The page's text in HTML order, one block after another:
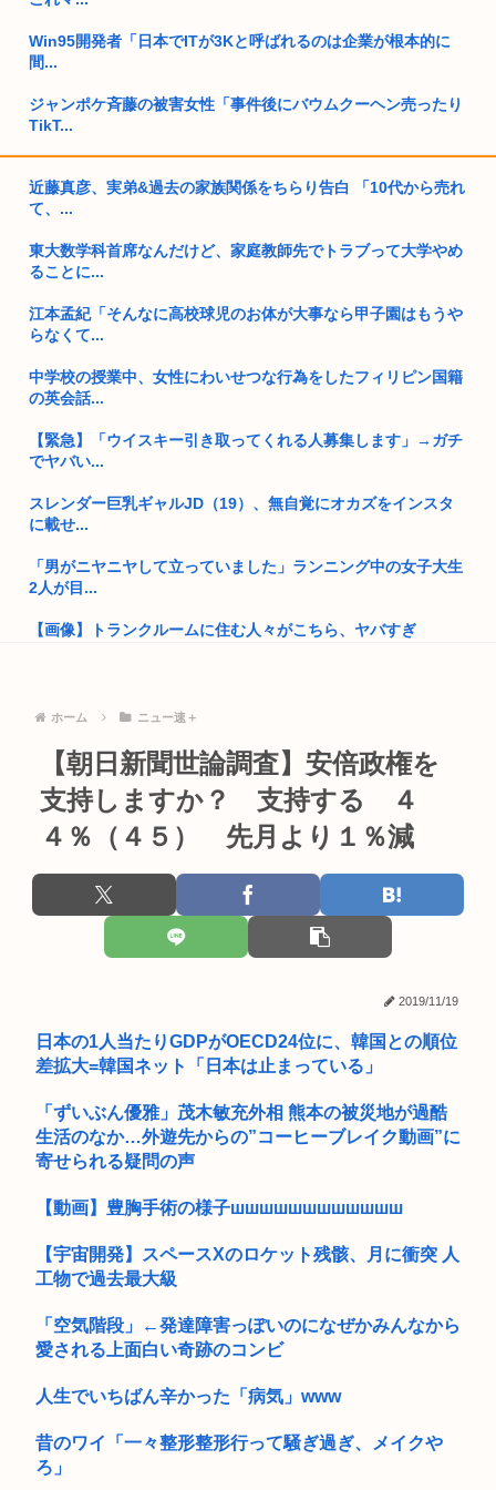
Win95開発者「日本でITが3Kと呼ばれるのは企業が根本的に
間...
ジャンポケ斉藤の被害女性「事件後にバウムクーヘン売ったり
TikT...
た男、め...
最新ステ...
と...
www
ジャンポケ斉藤の被害女性、インフルエンサーだった
中国父さん、街全体に坑道からの涼しい水を流すことでエアコ
ンいらず...
中川翔子さん、スレッズでお気持ち表明「Xってフォローして
なくても...
都会ほど騒がしくなく、田舎ほど暇でもない『丁度良い都市』
高市早苗さん、熊本避難所までいって謎の顔面ライトアップシ
高市早苗と面会した熊本県氷川町の至れり尽くせり島田博行さ
ん、完全...
国民栄誉賞の記念品に「高市早苗」と彫ってあって炎上www
⚽インファンティーノ会長、完全に孤立 UEFA「訴訟を準備
中」 ...
【有能】政府「トラックはサービスエリア利用有料化すればサ
為特会...
近藤真彦、実弟&過去の家族関係をちらり告白 「10代から売れ
て、...
東大数学科首席なんだけど、家庭教師先でトラブって大学やめ
ることに...
江本孟紀「そんなに高校球児のお体が大事なら甲子園はもうや
らなくて...
中学校の授業中、女性にわいせつな行為をしたフィリピン国籍
の英会話...
【緊急】「ウイスキー引き取ってくれる人募集します」→ガチ
でヤバい...
スレンダー巨乳ギャルJD（19）、無自覚にオカズをインスタ
に載せ...
「男がニヤニヤして立っていました」ランニング中の女子大生
2人が目...
【画像】トランクルームに住む人々がこちら、ヤバすぎ
男に発砲...
【ハンターハンター】強化系になりたい
職場の女性が俺に向ける小さな好意を刺激しては不倫に発展さ
許可なく高校生を運ぶ「白タク行為」82歳男を逮捕 料金4000
名古屋大学生さん、いくらなんでも地元好きすぎな模様ww
初音ミクのフィギュア欲しくて12000円消える
フィリピンで大地震
【訃報】めっちゃ体調悪い
ファイナルファンタジー4の最終メンバーとかいう最高のチー
チン・バン・フン 。 逮捕
トランプ「イランとの交渉は非常に順調、48時間後に詳細が判
明する...
『モンハンワイルズ 序盤体験版』、本日ついに配信！
【事件】警察官発砲、「命中後に自傷行為して死亡」が無かっ
ホーム ニュー速＋
【朝日新聞世論調査】安倍政権を
支持しますか？ 支持する ４
４％（４５） 先月より１％減
2019/11/19
日本の1人当たりGDPがOECD24位に、韓国との順位
差拡大=韓国ネット「日本は止まっている」
「ずいぶん優雅」茂木敏充外相 熊本の被災地が過酷
生活のなか…外遊先からの”コーヒーブレイク動画”に
寄せられる疑問の声
【動画】豊胸手術の様子шшшшшшшшшшшш
【宇宙開発】スペースXのロケット残骸、月に衝突 人
工物で過去最大級
「空気階段」←発達障害っぽいのになぜかみんなから
愛される上面白い奇跡のコンビ
人生でいちばん辛かった「病気」www
昔のワイ「一々整形整形行って騒ぎ過ぎ、メイクや
ろ」